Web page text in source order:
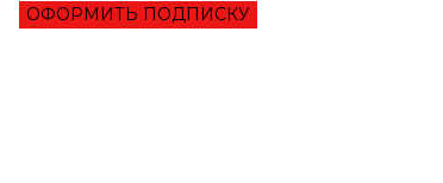
ОФОРМИТЬ ПОДПИСКУ